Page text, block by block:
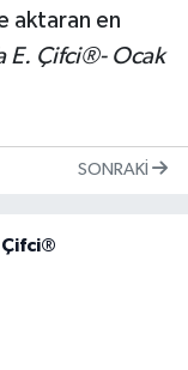
aktaran en
E. Çifci®- Ocak
SONRAKI
Çifci®